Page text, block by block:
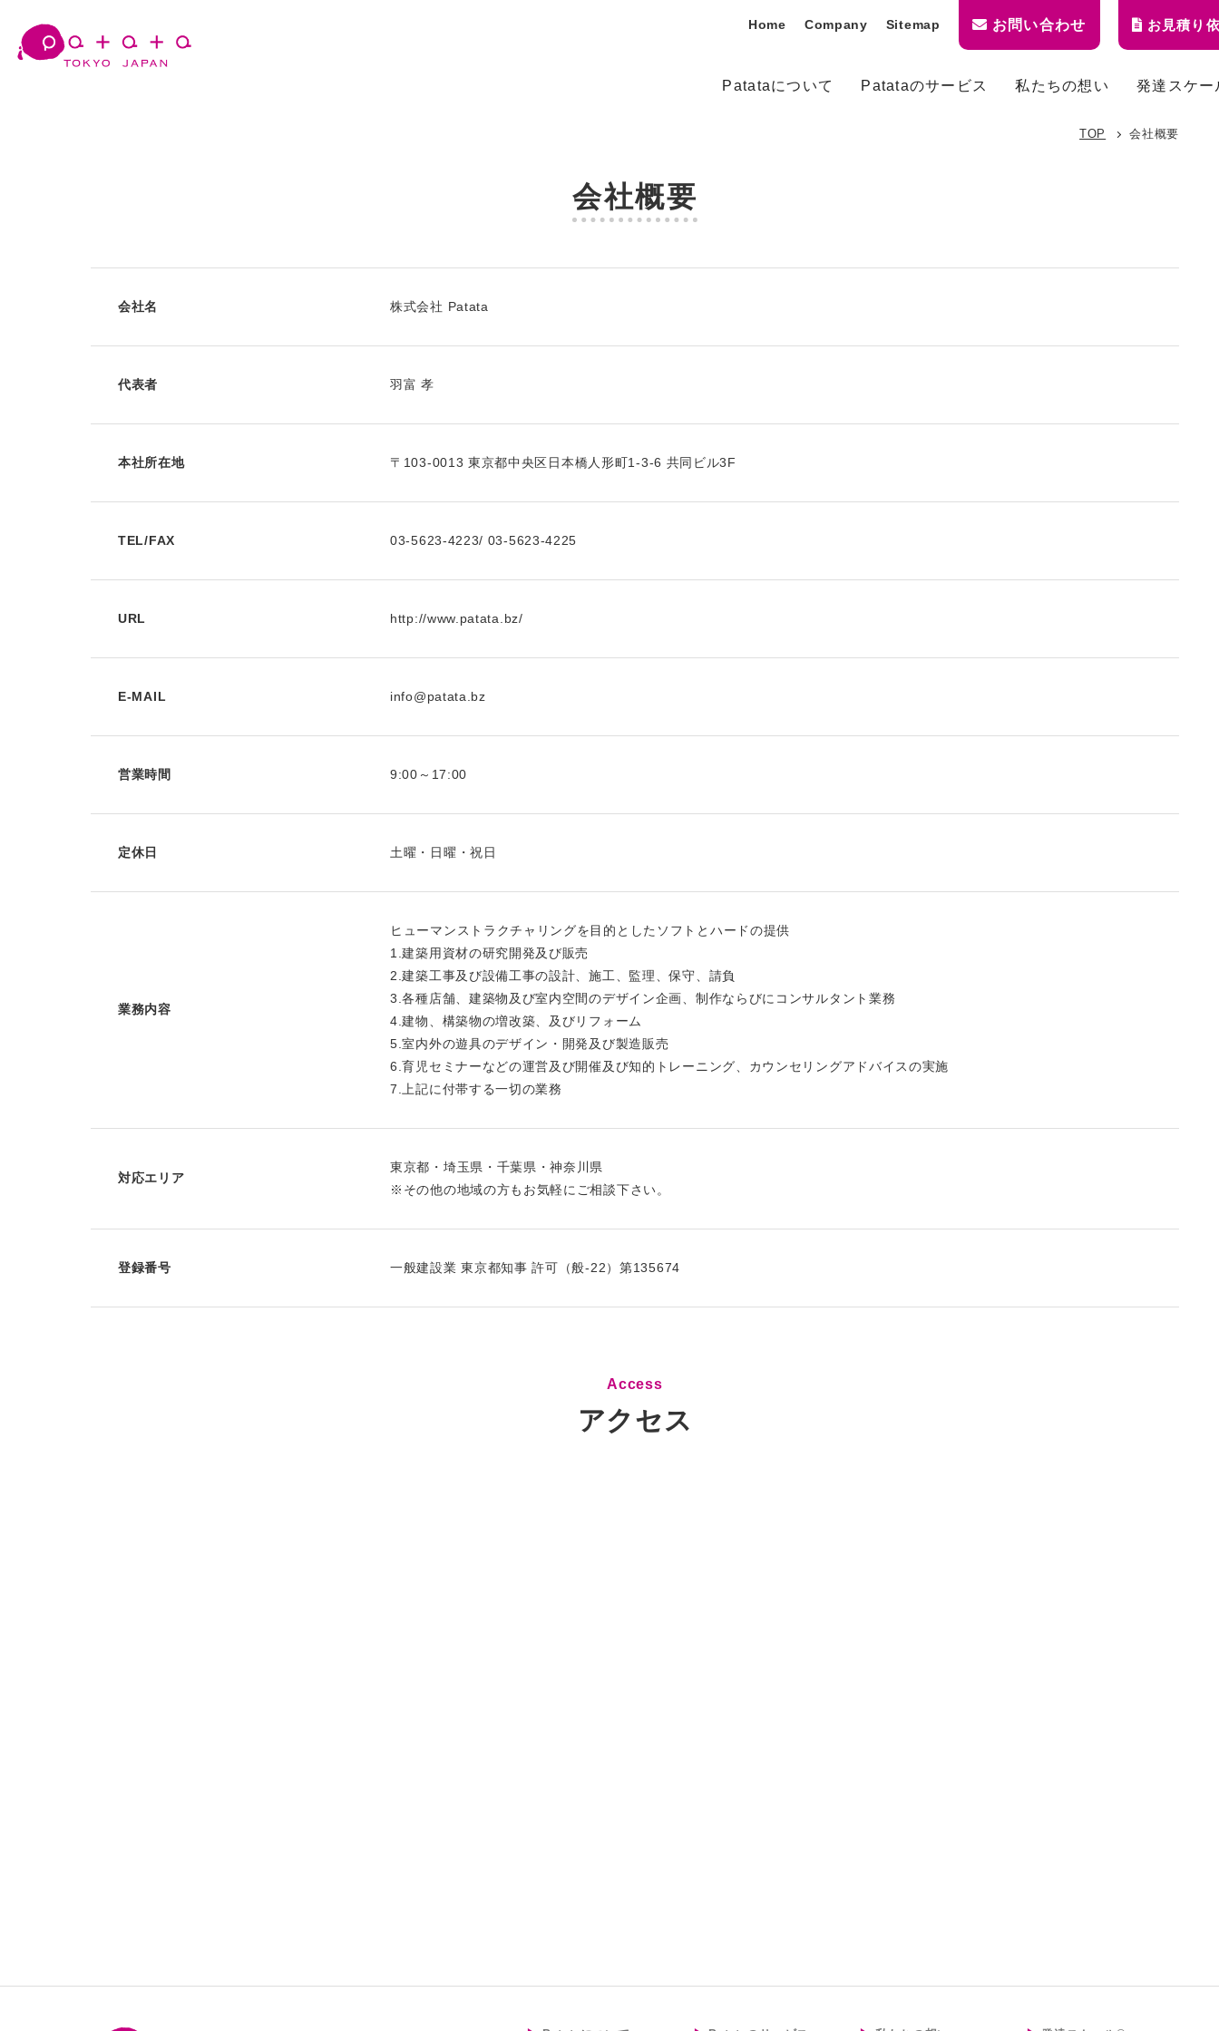
Home Company Sitemap お問い合わせ お見積り
Patataについて Patataのサービス 私たちの想い 発達スケ
TOP 会社概要
会社概要
会社名 株式会社 Patata
代表者 羽富 孝
本社所在地 〒103-0013 東京都中央区日本橋人形町1-3-6 共同ビル3F
TEL/FAX 03-5623-4223/ 03-5623-4225
URL http://www.patata.bz/
E-MAIL info@patata.bz
営業時間 9:00～17:00
定休日 土曜・日曜・祝日
業務内容
ヒューマンストラクチャリングを目的としたソフトとハードの提供
1.建築用資材の研究開発及び販売
2.建築工事及び設備工事の設計、施工、監理、保守、請負
3.各種店舗、建築物及び室内空間のデザイン企画、制作ならびにコンサルタント業務
4.建物、構築物の増改築、及びリフォーム
5.室内外の遊具のデザイン・開発及び製造販売
6.育児セミナーなどの運営及び開催及び知的トレーニング、カウンセリングアドバイスの実施
7.上記に付帯する一切の業務
対応エリア
東京都・埼玉県・千葉県・神奈川県
※その他の地域の方もお気軽にご相談下さい。
登録番号 一般建設業 東京都知事 許可（般-22）第135674
Access
アクセス